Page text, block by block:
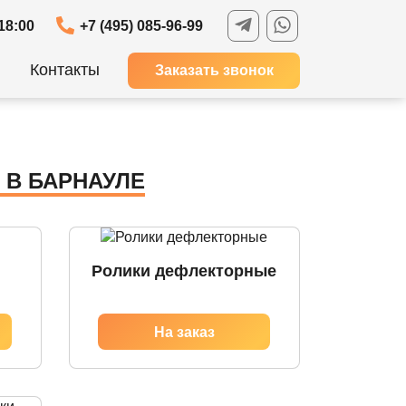
+7 (495) 085-96-99
Контакты Заказать звонок
БАРНАУЛЕ
Ролики дефлекторные